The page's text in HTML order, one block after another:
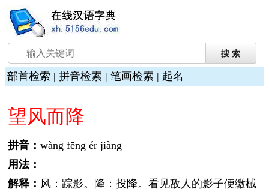
部首检索 | 拼音检索 | 笔画检索 | 起名
望风而降
拼音： wàng fēng ér jiàng
用法：
解释： 风：踪影。降：投降。看见敌人的影子便缴械